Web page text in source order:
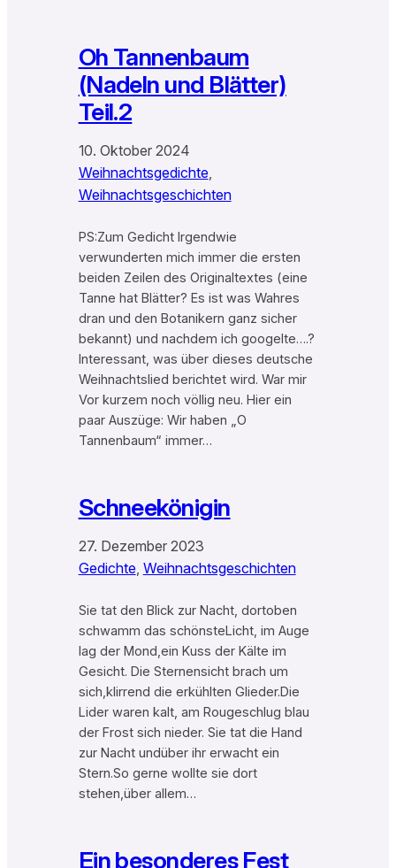
Oh Tannenbaum
(Nadeln und Blätter)
Teil.2
10. Oktober 2024
Weihnachtsgedichte
Weihnachtsgeschichten
PS:Zum Gedicht Irgendwie
verwunderten mich immer die ersten
beiden Zeilen des Originaltextes (eine
Tanne hat Blätter? Es ist was Wahres
dran und den Botanikern ganz sicher
bekannt) und nachdem ich googelte….?
Interessant, was über dieses deutsche
Weihnachtslied berichtet wird. War mir
Vor kurzem noch völlig neu. Hier ein
paar Auszüge: Wir haben „O
Tannenbaum“ immer…
Schneekönigin
27. Dezember 2023
Gedichte, Weihnachtsgeschichten
Sie tat den Blick zur Nacht, dortoben
schwamm das schönsteLicht, im Auge
lag der Mond,ein Kuss der Kälte im
Gesicht. Die Sternensicht brach um
sich,klirrend die erkühlten Glieder.Die
Lider waren kalt, am Rougeschlug blau
der Frost sich nieder. Sie tat die Hand
zur Nacht undüber ihr erwacht ein
Stern.So gerne wollte sie dort
stehen,über allem…
Ein besonderes Fest